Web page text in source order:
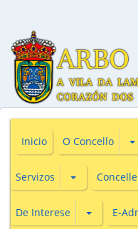
Inicio O Concello
Servizos Subsecciones
De Interese E-